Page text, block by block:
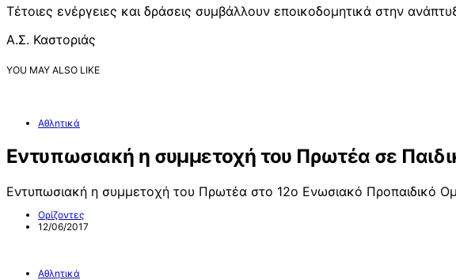
Τέτοιες ενέργειες και δράσεις συμβάλλουν εποικοδομητικά στην
Α.Σ. Καστοριάς
YOU MAY ALSO LIKE
Αθλητικά
Εντυπωσιακή η συμμετοχή του Πρωτέα σε
Εντυπωσιακή η συμμετοχή του Πρωτέα στο 12ο Ενωσιακό Προπαιδικό
Ορίζοντες
12/06/2017
Αθλητικά